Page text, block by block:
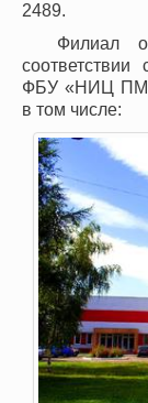
2489.
Филиал
ФБУ «НИЦ ПМ -
в том числе: